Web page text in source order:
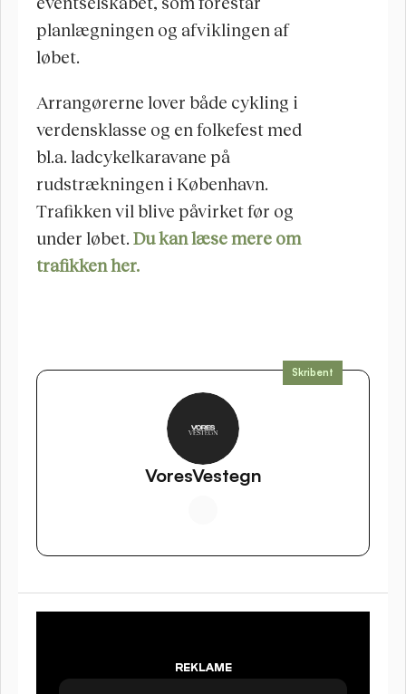
planlægningen og afviklingen af
løbet.
Arrangørerne lover både cykling i
verdensklasse og en folkefest med
bl.a. ladcykelkaravane på
rudstrækningen i København.
Trafikken vil blive påvirket før og
under løbet. Du kan læse mere om
trafikken her.
VoresVestegn
Skribent
REKLAME
SYNLIG